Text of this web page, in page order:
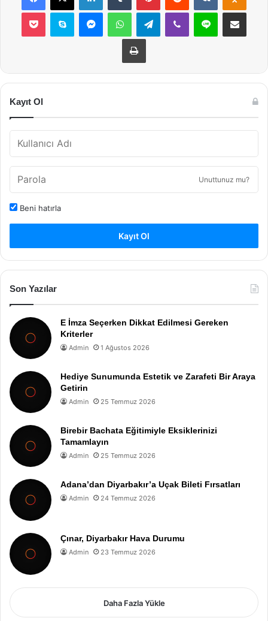
Pocket Skype MessengerWhatsAppTelegramViber Line E-Posta ile
Yazdır
Kayıt Ol
Unuttunuz mu?
Beni hatırla
Kayıt Ol
Son Yazılar
E İmza Seçerken Dikkat Edilmesi Gereken
Kriterler
Admin 1 Ağustos 2026
Hediye Sunumunda Estetik ve Zarafeti Bir Araya
Getirin
Admin 25 Temmuz 2026
Birebir Bachata Eğitimiyle Eksiklerinizi
Tamamlayın
Admin 25 Temmuz 2026
Adana’dan Diyarbakır’a Uçak Bileti Fırsatları
Admin 24 Temmuz 2026
Çınar, Diyarbakır Hava Durumu
Admin 23 Temmuz 2026
Daha Fazla Yükle